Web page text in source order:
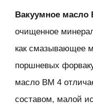
Вакуумное масло
очищенное
как смазывающее
поршневых
масло ВМ 4
составом, малой